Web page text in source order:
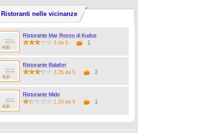
Ristoranti nelle vicinanze
Ristorante Mar Rosso di Kudus
3 da 5
1
Ristorante Balafon
3.25 da 5
2
Ristorante Mido
1.33 da 5
1